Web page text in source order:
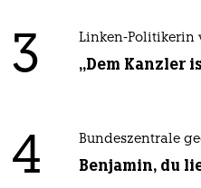
3 Linken-Politikerin
„Dem Kanzler
4 Bundeszentrale
Benjamin, du